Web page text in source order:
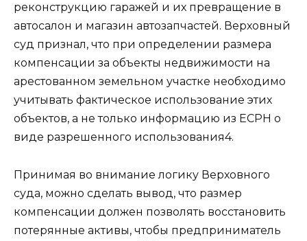
реконструкцию гаражей и их превращение в
автосалон и магазин автозапчастей. Верховный
суд признал, что при определении размера
компенсации за объекты недвижимости на
арестованном земельном участке необходимо
учитывать фактическое использование этих
объектов, а не только информацию из ЕСРН о
виде разрешенного использования4.
Принимая во внимание логику Верховного
суда, можно сделать вывод, что размер
компенсации должен позволять восстановить
потерянные активы, чтобы предприниматель